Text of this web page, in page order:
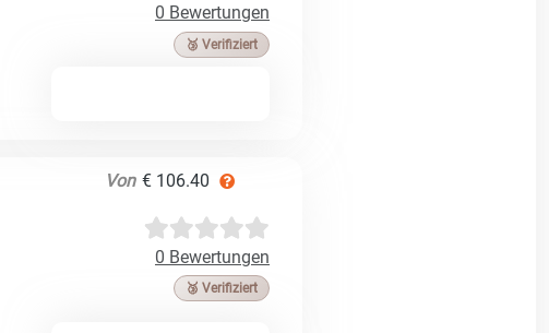
0 Bewertungen
🥉 Verifiziert
Von € 106.40
0 Bewertungen
🥉 Verifiziert